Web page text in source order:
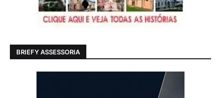
BRIEFY ASSESSORIA